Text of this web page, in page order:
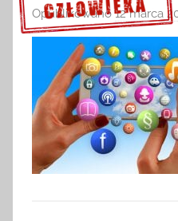
Sprawdź szczegóły >>>
Opublikowano12 marca